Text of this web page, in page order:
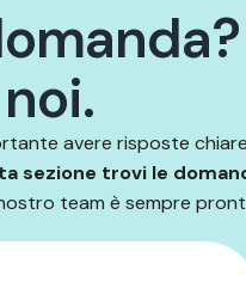
omanda?
noi.
avere risposte
sezione trovi le
team è sempre